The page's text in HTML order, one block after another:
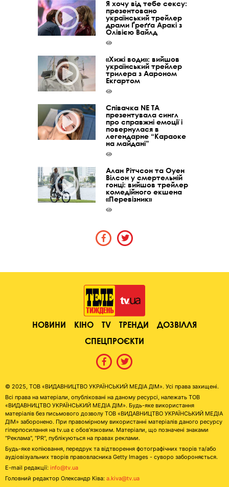
Я хочу від тебе сексу:
презентовано
український трейлер
драми Ґреґґа Аракі з
Олівією Вайлд
«Хижі води»: вийшов
український трейлер
трилера з Аароном
Екгартом
Співачка NE TA
презентувала сингл
про справжні емоції і
повернулася в
легендарне “Караоке
на майдані”
Алан Рітчсон та Оуен
Вілсон у смертельній
гонці: вийшов трейлер
комедійного екшена
«Перевізник»
НОВИНИ КІНО TV ТРЕНДИ
ДОЗВІЛЛЯ
СПЕЦПРОЄКТИ
© 2025, ТОВ «ВИДАВНИЦТВО УКРАЇНСЬКИЙ МЕДІА ДІМ». Усі права захищені.
Всі права на матеріали, опубліковані на даному ресурсі, належать ТОВ
«ВИДАВНИЦТВО УКРАЇНСЬКИЙ МЕДІА ДІМ». Будь-яке використання
матеріалів без письмового дозволу ТОВ «ВИДАВНИЦТВО УКРАЇНСЬКИЙ МЕДІА
ДІМ» заборонено. При правомірному використанні матеріалів даного ресурсу
гіперпосилання на tv.ua є обов'язковим. Матеріали, що позначені знаками
"Реклама", "PR", публікуються на правах реклами.
Будь-яке копіювання, передрук та відтворення фотографічних творів та/або
аудіовізуальних творів правовласника Getty Images - суворо забороняється.
E-mail редакції: info@tv.ua
Головний редактор Олександр Ківа: a.kiva@tv.ua